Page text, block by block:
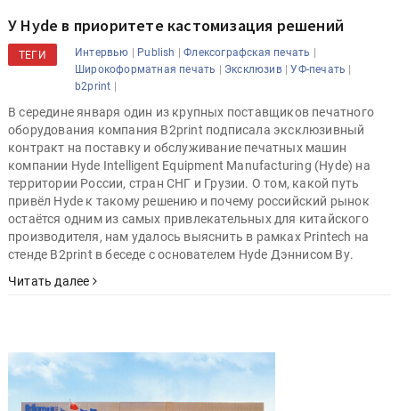
У Hyde в приоритете кастомизация решений
ТЕГИ Интервью | Publish |Флексографская печать |
Широкоформатная печать | Эксклюзив|УФ-печать |
b2print |
В середине января один из крупных поставщиков печатного
оборудования компания B2print подписала эксклюзивный
контракт на поставку и обслуживание печатных машин
компании Hyde Intelligent Equipment Manufacturing (Hyde) на
территории России, стран СНГ и Грузии. О том, какой путь
привёл Hyde к такому решению и почему российский рынок
остаётся одним из самых привлекательных для китайского
производителя, нам удалось выяснить в рамках Printech на
стенде B2print в беседе с основателем Hyde Дэннисом Ву.
Читать далее